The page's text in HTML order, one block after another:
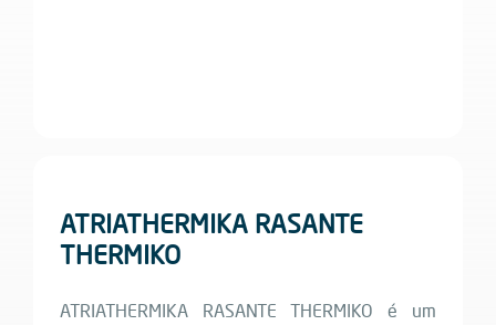
ATRIATHERMIKA RASANTE
THERMIKO
ATRIATHERMIKA RASANTE THERMIKO é um